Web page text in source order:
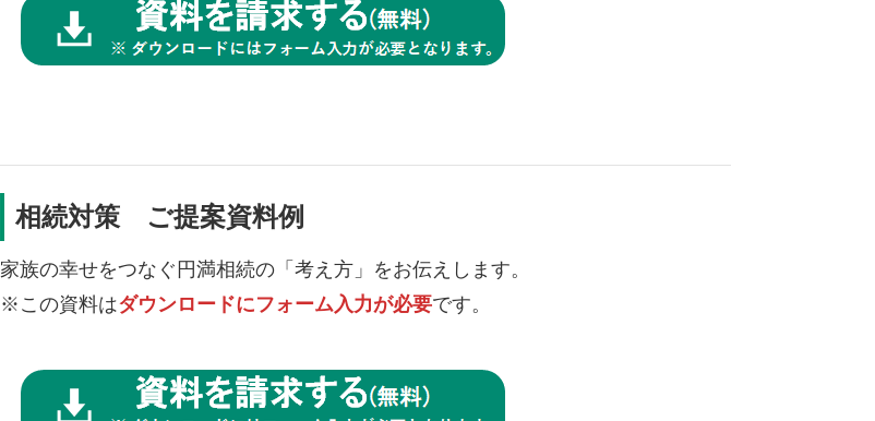
相続対策 ご提案資料例
家族の幸せをつなぐ円満相続の「考え方」をお伝えします。
※この資料はダウンロードにフォーム入力が必要です。